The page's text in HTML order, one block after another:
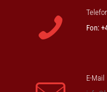
Fon:
E-Mail